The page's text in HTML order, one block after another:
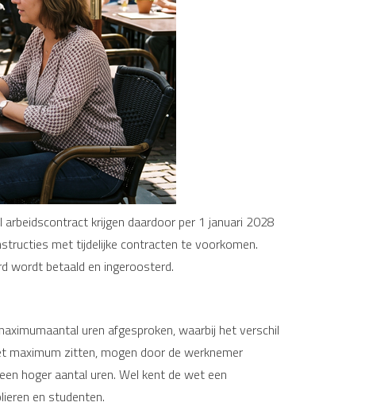
krijgen daardoor per 1 januari 2028
met tijdelijke contracten te voorkomen.
wordt betaald en ingeroosterd.
uren afgesproken, waarbij het verschil
maximum zitten, mogen door de werknemer
hoger aantal uren. Wel kent de wet een
en studenten.